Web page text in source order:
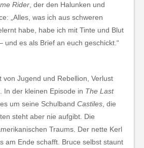
Rider , der den Halunken und
„Alles, was ich aus schweren
habe, habe ich mit Tinte und Blut
und es als Brief an euch geschickt.“
von Jugend und Rebellion, Verlust
In der kleinen Episode in The Last
um seine Schulband Castiles , die
steht aber nie aufgibt. Die
Traums. Der nette Kerl
am Ende schafft. Bruce selbst staunt